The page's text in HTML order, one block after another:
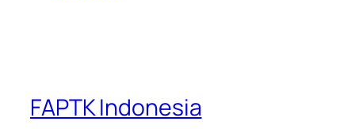
FAPTK Indonesia